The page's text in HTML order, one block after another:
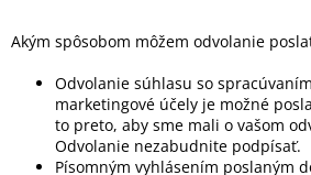
Akým spôsobom môžem odvolanie
Odvolanie súhlasu so
marketingové účely je možné
to preto, aby sme mali o vašom
Odvolanie nezabudnite podpísať.
Písomným vyhlásením poslaným